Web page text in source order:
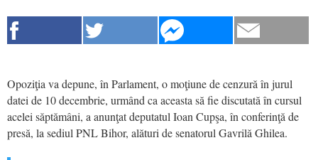
Opoziţia va depune, în Parlament, o moţiune de cenzură în jurul
datei de 10 decembrie, urmând ca aceasta să fie discutată în cursul
acelei săptămâni, a anunţat deputatul Ioan Cupşa, în conferinţă de
presă, la sediul PNL Bihor, alături de senatorul Gavrilă Ghilea.